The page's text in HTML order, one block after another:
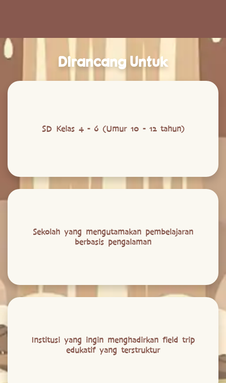
Dirancang Untuk
SD Kelas 4 - 6 (Umur 10 - 12 tahun)
Sekolah yang mengutamakan pembelajaran
berbasis pengalaman
Institusi yang ingin menghadirkan field trip
edukatif yang terstruktur